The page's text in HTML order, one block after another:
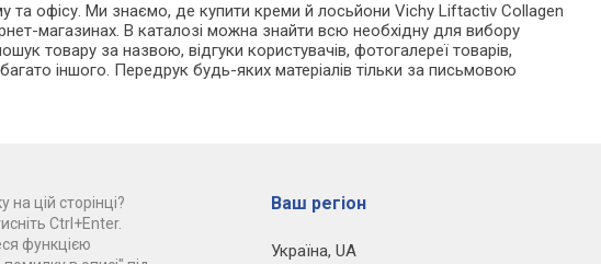
та офісу. Ми знаємо, де купити креми й лосьйони Vichy Liftactiv Collagen
магазинах. В каталозі можна знайти всю необхідну для вибору
товару за назвою, відгуки користувачів, фотогалереї товарів,
багато іншого. Передрук будь-яких матеріалів тільки за письмовою
цій сторінці?
Ctrl+Enter.
функцією
Ваш регіон
Україна, UA